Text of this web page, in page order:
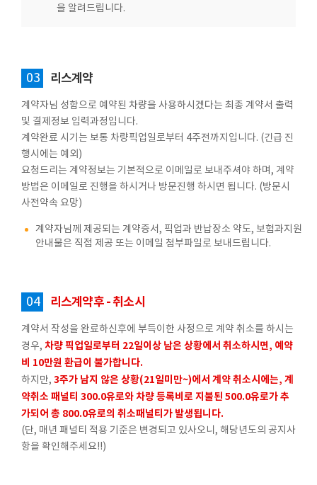
을 알려드립니다.
03 리스계약
계약자님 성함으로 예약된 차량을 사용하시겠다는 최종 계약서 출력
및 결제정보 입력과정입니다.
계약완료 시기는 보통 차량픽업일로부터 4주전까지입니다. (긴급 진
행시에는 예외)
요청드리는 계약정보는 기본적으로 이메일로 보내주셔야 하며, 계약
방법은 이메일로 진행을 하시거나 방문진행 하시면 됩니다. (방문시
사전약속 요망)
계약자님께 제공되는 계약증서, 픽업과 반납장소 약도, 보험과지원
안내물은 직접 제공 또는 이메일 첨부파일로 보내드립니다.
04 리스계약후 - 취소시
계약서 작성을 완료하신후에 부득이한 사정으로 계약 취소를 하시는
경우, 차량 픽업일로부터 22일이상 남은 상황에서 취소하시면, 예약
비 10만원 환급이 불가합니다.
하지만, 3주가 남지 않은 상황(21일미만~)에서 계약 취소시에는, 계
약취소 패널티 300.0유로와 차량 등록비로 지불된 500.0유로가 추
가되어 총 800.0유로의 취소패널티가 발생됩니다.
(단, 매년 패널티 적용 기준은 변경되고 있사오니, 해당년도의 공지사
항을 확인해주세요!!)